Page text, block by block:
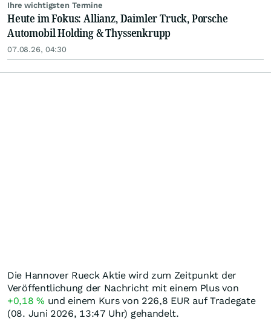
Ihre wichtigsten Termine
Heute im Fokus: Allianz, Daimler Truck, Porsche
Automobil Holding & Thyssenkrupp
07.08.26, 04:30
Die Hannover Rueck Aktie wird zum Zeitpunkt der
Veröffentlichung der Nachricht mit einem Plus von
+0,18% und einem Kurs von 226,8 EUR auf Tradegate
(08. Juni 2026, 13:47 Uhr) gehandelt.